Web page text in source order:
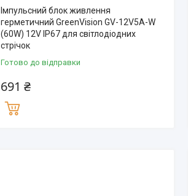
Імпульсний блок живлення
герметичний GreenVision GV-12V5А-W
(60W) 12V IP67 для світлодіодних
стрічок
Готово до відправки
691 ₴